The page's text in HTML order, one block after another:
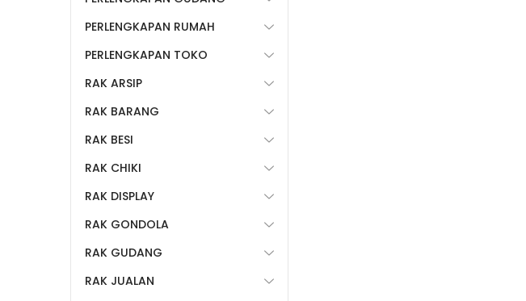
PERLENGKAPAN RUMAH
PERLENGKAPAN TOKO
RAK ARSIP
RAK BARANG
RAK BESI
RAK CHIKI
RAK DISPLAY
RAK GONDOLA
RAK GUDANG
RAK JUALAN